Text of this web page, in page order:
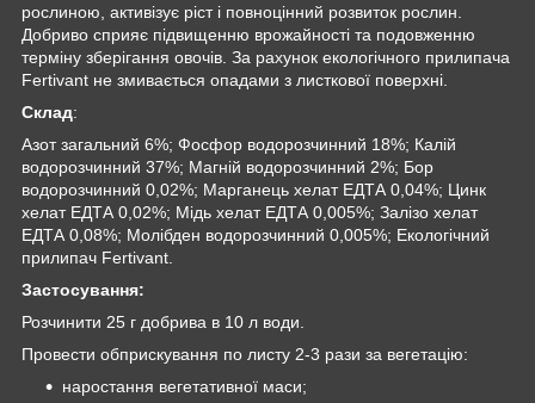
рослиною, активізує ріст і повноцінний розвиток рослин.
Добриво сприяє підвищенню врожайності та подовженню
терміну зберігання овочів. За рахунок екологічного прилипача
Fertivant не змивається опадами з листкової поверхні.
Склад:
Азот загальний 6%; Фосфор водорозчинний 18%; Калій
водорозчинний 37%; Магній водорозчинний 2%; Бор
водорозчинний 0,02%; Марганець хелат ЕДТА 0,04%; Цинк
хелат ЕДТА 0,02%; Мідь хелат ЕДТА 0,005%; Залізо хелат
ЕДТА 0,08%; Молібден водорозчинний 0,005%; Екологічний
прилипач Fertivant.
Застосування:
Розчинити 25 г добрива в 10 л води.
Провести обприскування по листу 2-3 рази за вегетацію:
наростання вегетативної маси;